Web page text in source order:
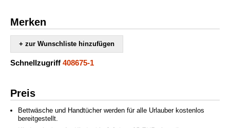
Merken
+ zur Wunschliste hinzufügen
Schnellzugriff 408675-1
Preis
Bettwäsche und Handtücher werden für alle Urlauber kostenlos
bereitgestellt.